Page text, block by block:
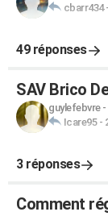
cbarr434-
49 réponses
SAV Brico
guylefebvre-
Icare95-
3 réponses
Comment